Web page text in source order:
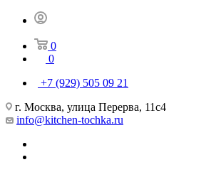
0
0
+7 (929) 505 09 21
г. Москва, улица Перерва, 11с4
info@kitchen-tochka.ru